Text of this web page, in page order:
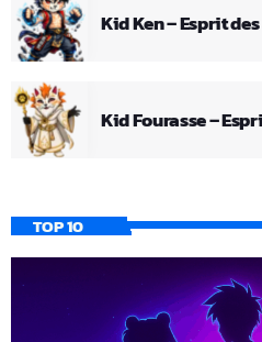
Kid Ken – Esprit
Kid Fourasse –
TOP 10